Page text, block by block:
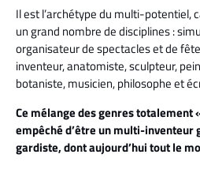
Il est l’archétype du multi-potentiel,
un grand nombre de disciplines :
organisateur de spectacles et de
inventeur, anatomiste, sculpteur,
botaniste, musicien, philosophe et
Ce mélange des genres totalement
empêché d’être un multi-
gardiste, dont aujourd’hui tout le